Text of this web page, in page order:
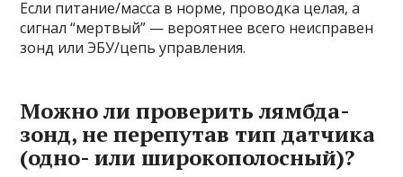
Если питание/масса в норме, проводка целая, а
сигнал “мертвый” — вероятнее всего неисправен
зонд или ЭБУ/цепь управления.
Можно ли проверить лямбда-
зонд, не перепутав тип датчика
(одно- или широкополосный)?